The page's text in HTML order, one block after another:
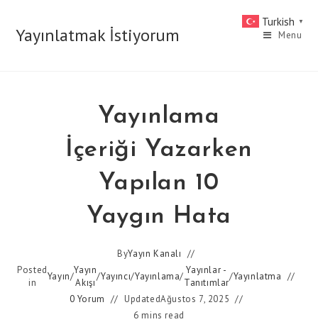
contentYayınlatmak İstiyorum Menu
Yayınlama
İçeriği Yazarken
Yapılan 10
Yaygın Hata
ByYayın Kanalı
Posted
in
Yayın/
Yayın
Akışı
/Yayıncı/Yayınlama/
Yayınlar -
Tanıtımlar
/Yayınlatma
0 Yorum
UpdatedAğustos 7, 2025
6 mins read
Turkish ▼